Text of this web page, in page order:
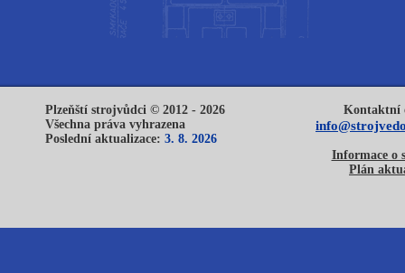
Plzeňští strojvůdci © 2012 - 2026
Všechna práva vyhrazena
Poslední aktualizace: 3. 8. 2026
Kontaktní
Informace o
Plán